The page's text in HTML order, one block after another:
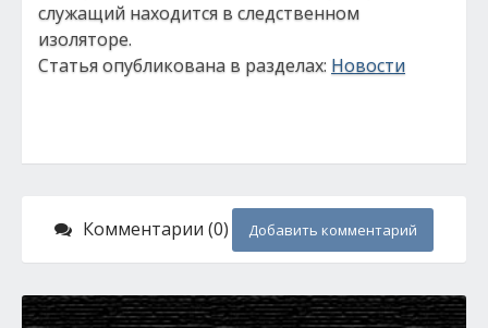
служащий находится в следственном
изоляторе.
Статья опубликована в разделах: Новости
Комментарии (0) Добавить комментарий